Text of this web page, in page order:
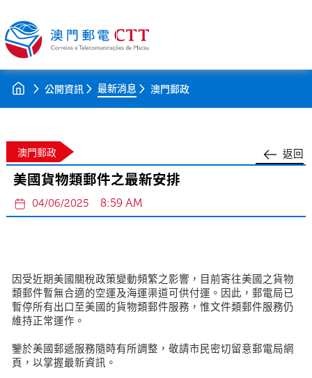
公開資訊 最新消息 澳門郵政
返回
澳門郵政
美國貨物類郵件之最新安排
04/06/2025 8:59 AM
因受近期美國關稅政策變動頻繁之影響，目前寄往美國之貨物
類郵件暫無合適的空運及海運渠道可供付運。因此，郵電局已
暫停所有出口至美國的貨物類郵件服務，惟文件類郵件服務仍
維持正常運作。
鑒於美國郵遞服務隨時有所調整，敬請市民密切留意郵電局網
頁，以掌握最新資訊。